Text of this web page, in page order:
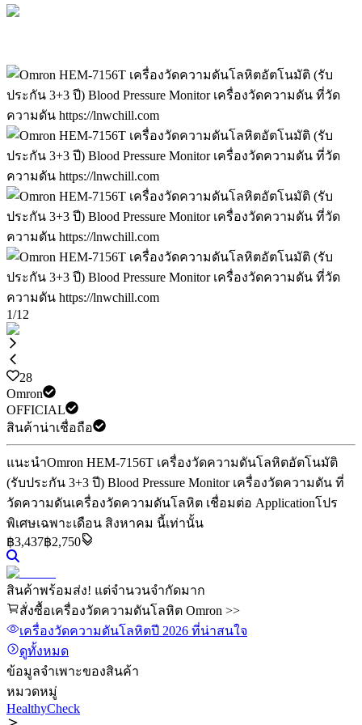
1/12
28
Omron
OFFICIAL
สินค้าน่าเชื่อถือ
แนะนำOmron HEM-7156T เครื่องวัดความดันโลหิตอัตโนมัติ
(รับประกัน 3+3 ปี) Blood Pressure Monitor เครื่องวัดความดัน ที่
วัดความดันเครื่องวัดความดันโลหิต เชื่อมต่อ Applicationโปร
พิเศษเฉพาะเดือน สิงหาคม นี้เท่านั้น
฿3,437฿2,750
สินค้าพร้อมส่ง! แต่จำนวนจำกัดมาก
สั่งซื้อเครื่องวัดความดันโลหิต Omron >>
เครื่องวัดความดันโลหิตปี 2026 ที่น่าสนใจ
ดูทั้งหมด
ข้อมูลจำเพาะของสินค้า
หมวดหมู่
HealthyCheck